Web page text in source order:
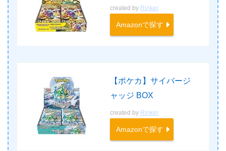
created by Rinker
Amazonで探す
【ポケカ】サイバージ
ャッジ BOX
created by Rinker
Amazonで探す